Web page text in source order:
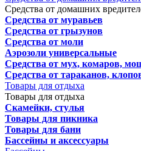
Средства от домашних
Средства от муравьев
Средства от грызунов
Средства от моли
Аэрозоли универсальные
Средства от мух, комаров,
Средства от тараканов,
Товары для отдыха
Товары для отдыха
Скамейки, стулья
Товары для пикника
Товары для бани
Бассейны и аксессуары